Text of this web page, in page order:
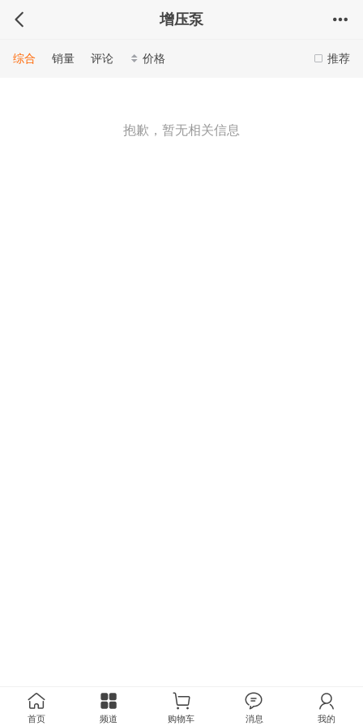
增压泵
推荐
综合 销量 评论 价格
抱歉，暂无相关信息
首页 频道 购物车 消息 我的